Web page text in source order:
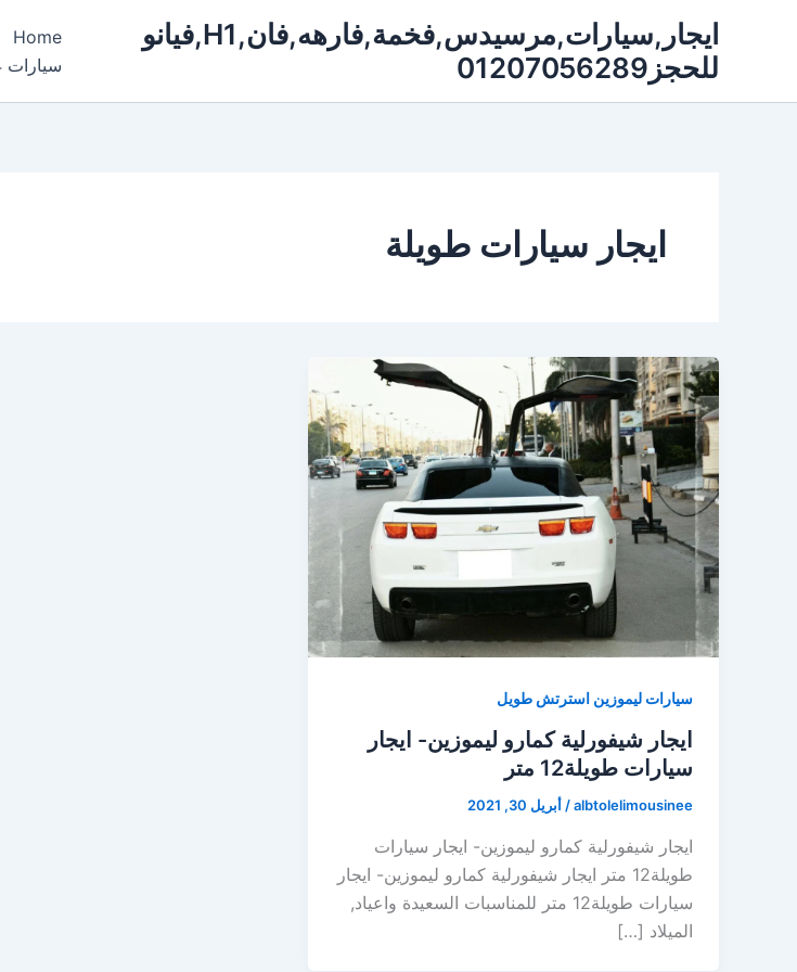
ايجار,سيارات,مرسيدس,فخمة,فارهه,فان,H1,فيانو
للحجز01207056289
Home
سيارات 4×4
ايجار سيارات طويلة
سيارات ليموزين استرتش طويل
ايجار شيفورلية كمارو ليموزين- ايجار
سيارات طويلة12 متر
albtolelimousinee
/أبريل 30, 2021
ايجار شيفورلية كمارو ليموزين- ايجار سيارات
طويلة12 متر ايجار شيفورلية كمارو ليموزين- ايجار
سيارات طويلة12 متر للمناسبات السعيدة واعياد,
الميلاد […]